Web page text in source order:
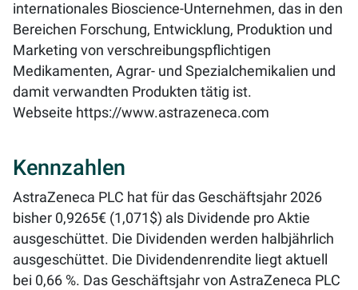
internationales Bioscience-Unternehmen, das in den
Bereichen Forschung, Entwicklung, Produktion und
Marketing von verschreibungspflichtigen
Medikamenten, Agrar- und Spezialchemikalien und
damit verwandten Produkten tätig ist.
Webseite https://www.astrazeneca.com
Kennzahlen
AstraZeneca PLC hat für das Geschäftsjahr 2026
bisher 0,9265€ (1,071$) als Dividende pro Aktie
ausgeschüttet. Die Dividenden werden halbjährlich
ausgeschüttet. Die Dividendenrendite liegt aktuell
bei 0,66 %. Das Geschäftsjahr von AstraZeneca PLC